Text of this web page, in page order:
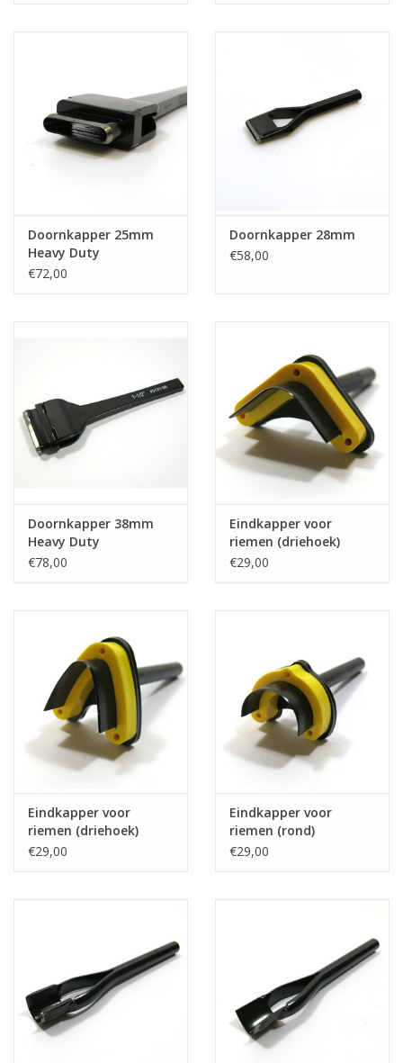
Doornkapper 25mm
Heavy Duty
€72,00
Doornkapper 28mm
€58,00
Doornkapper 38mm
Heavy Duty
€78,00
Eindkapper voor
riemen (driehoek)
€29,00
Eindkapper voor
riemen (driehoek)
€29,00
Eindkapper voor
riemen (rond)
€29,00